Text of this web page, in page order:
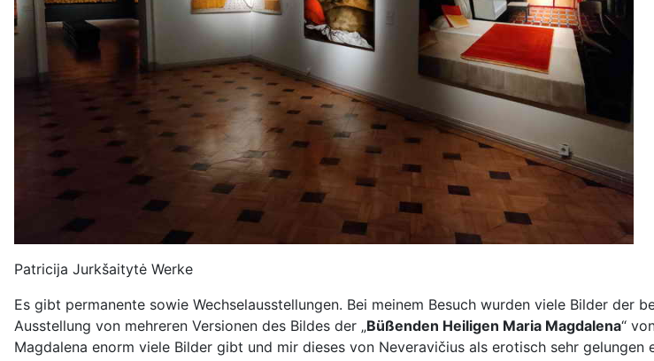
Patricija Jurkšaitytė Werke
Es gibt permanente sowie Wechselausstellungen. Bei meinem Besuch wurden viele Bilder der
Ausstellung von mehreren Versionen des Bildes der „Büßenden Heiligen Maria Magdalena“
Magdalena enorm viele Bilder gibt und mir dieses von Neveravičius als erotisch sehr